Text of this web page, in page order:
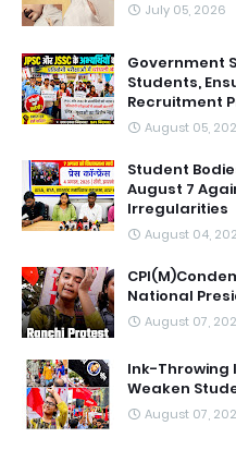
July 05, 2026
Government
Students,
Recruitment
August 05,
Student
August 7
Irregularities
August 04,
National
August 07,
Ink-Throwing
Weaken
August 07,